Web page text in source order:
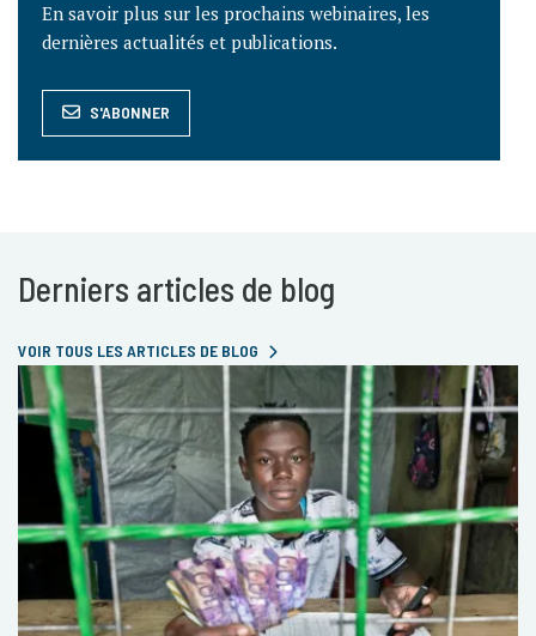
En savoir plus sur les prochains webinaires, les
dernières actualités et publications.
S'ABONNER
Derniers articles de blog
VOIR TOUS LES ARTICLES DE BLOG